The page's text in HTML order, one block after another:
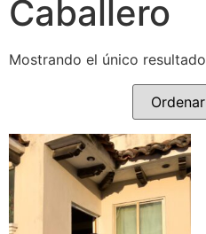
Caballero
Mostrando el único resultado